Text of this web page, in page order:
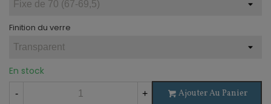
Finition du verre
En stock
- + Ajouter Au Panier